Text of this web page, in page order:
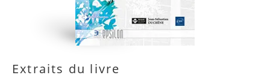
Extraits du livre